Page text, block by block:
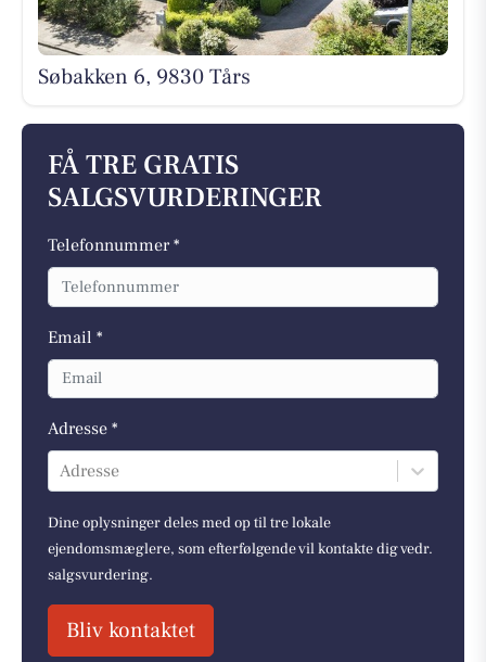
Søbakken 6, 9830 Tårs
FÅ TRE GRATIS
SALGSVURDERINGER
Telefonnummer *
Email *
Adresse *
Adresse
Dine oplysninger deles med op til tre lokale
ejendomsmæglere, som efterfølgende vil kontakte dig vedr.
salgsvurdering.
Bliv kontaktet